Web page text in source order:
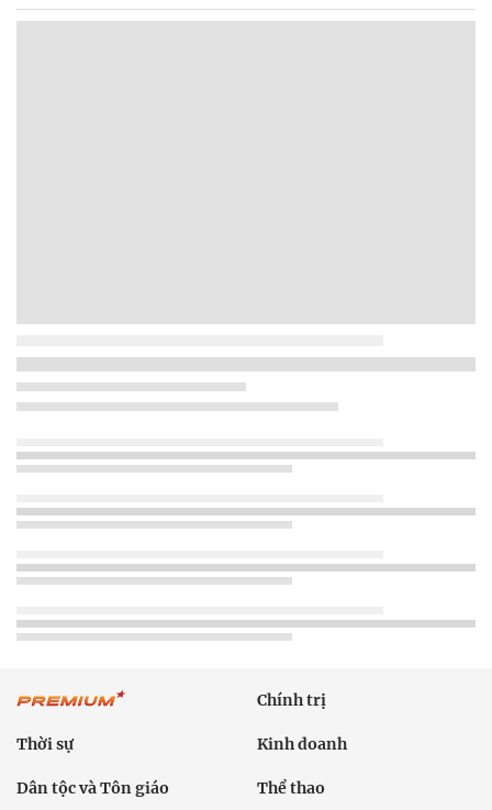
Chính trị
Thời sự Kinh doanh
Dân tộc và Tôn giáo Thể thao